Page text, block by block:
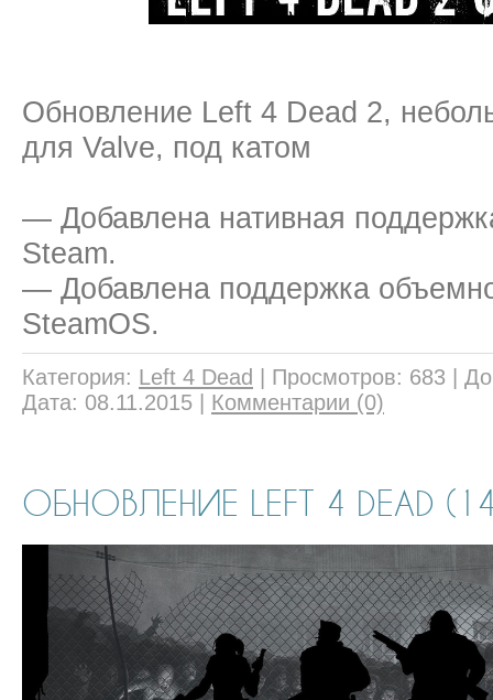
Обновление Left 4 Dead 2,
для Valve, под катом
— Добавлена нативная
Steam.
— Добавлена поддержка
SteamOS.
Категория: Left 4 Dead Просмотров: 683
Дата: 08.11.2015 Комментарии (0)
ОБНОВЛЕНИЕ LEFT 4 DEAD